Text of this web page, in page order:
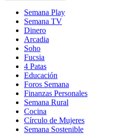
Semana Play
Semana TV
Dinero
Arcadia
Soho
in
new
window
Fucsia
in
new
window
4 Patas
Educación
Foros Semana
Finanzas Personales
Semana Rural
Cocina
Círculo de Mujeres
Semana Sostenible